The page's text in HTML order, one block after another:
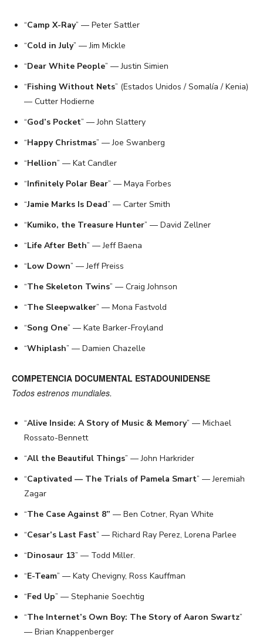
“Camp X-Ray” — Peter Sattler
“Cold in July” — Jim Mickle
“Dear White People” — Justin Simien
“Fishing Without Nets” (Estados Unidos / Somalía / Kenia)
— Cutter Hodierne
“God’s Pocket” — John Slattery
“Happy Christmas” — Joe Swanberg
“Hellion” — Kat Candler
“Infinitely Polar Bear” — Maya Forbes
“Jamie Marks Is Dead” — Carter Smith
“Kumiko, the Treasure Hunter” — David Zellner
“Life After Beth” — Jeff Baena
“Low Down” — Jeff Preiss
“The Skeleton Twins” — Craig Johnson
“The Sleepwalker” — Mona Fastvold
“Song One” — Kate Barker-Froyland
“Whiplash” — Damien Chazelle
COMPETENCIA DOCUMENTAL ESTADOUNIDENSE
Todos estrenos mundiales.
“Alive Inside: A Story of Music & Memory” — Michael
Rossato-Bennett
“All the Beautiful Things” — John Harkrider
“Captivated — The Trials of Pamela Smart” — Jeremiah
Zagar
“The Case Against 8” — Ben Cotner, Ryan White
“Cesar’s Last Fast” — Richard Ray Perez, Lorena Parlee
“Dinosaur 13” — Todd Miller.
“E-Team” — Katy Chevigny, Ross Kauffman
“Fed Up” — Stephanie Soechtig
“The Internet’s Own Boy: The Story of Aaron Swartz”
— Brian Knappenberger